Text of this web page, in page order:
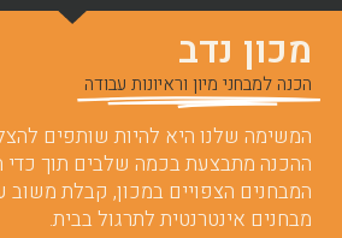
מכון נדב
הכנה למבחני מיון וראיונות עבודה
המשימה שלנו היא להיות שותפים
ההכנה מתבצעת בכמה שלבים תוך כדי
המבחנים הצפויים במכון, קבלת משוב
מבחנים אינטרנטית לתרגול בבית.